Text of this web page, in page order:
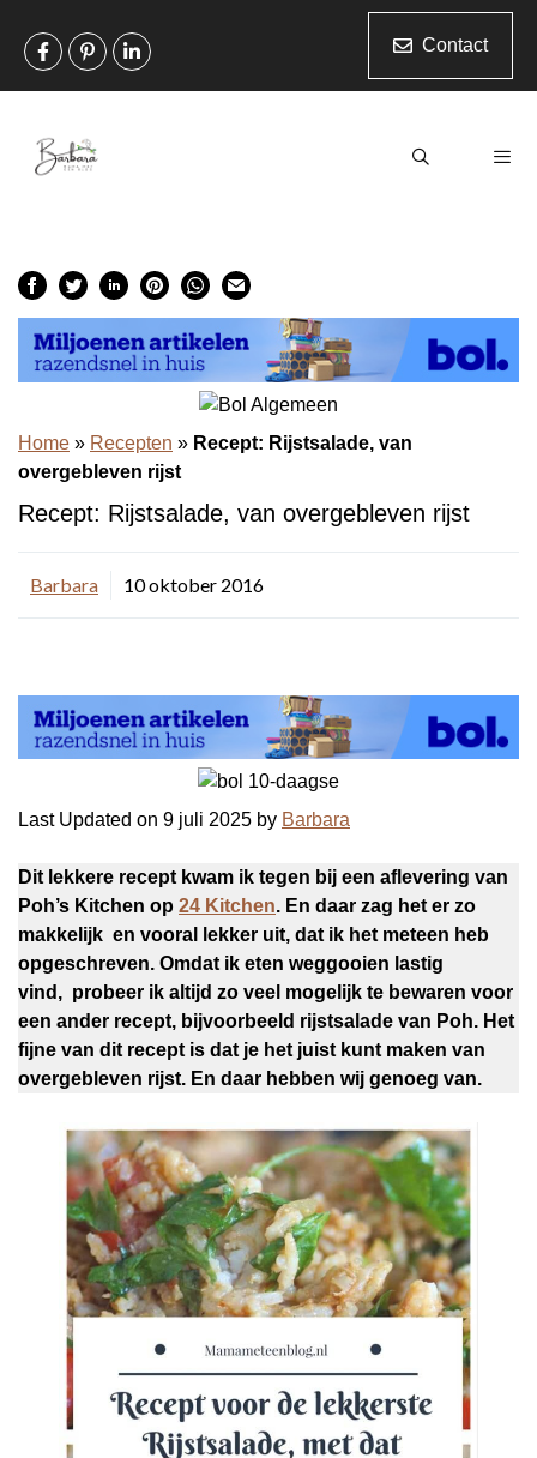
naar
Contact
Home » Recepten » Recept: Rijstsalade, van
overgebleven rijst
Recept: Rijstsalade, van overgebleven rijst
Barbara 10 oktober 2016
Last Updated on 9 juli 2025 by Barbara
Dit lekkere recept kwam ik tegen bij een aflevering van
Poh’s Kitchen op 24 Kitchen. En daar zag het er zo
makkelijk en vooral lekker uit, dat ik het meteen heb
opgeschreven. Omdat ik eten weggooien lastig
vind, probeer ik altijd zo veel mogelijk te bewaren voor
een ander recept, bijvoorbeeld rijstsalade van Poh. Het
fijne van dit recept is dat je het juist kunt maken van
overgebleven rijst. En daar hebben wij genoeg van.